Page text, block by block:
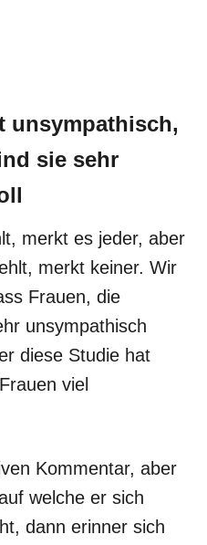
unsympathisch,
sie sehr
merkt es jeder, aber
merkt keiner. Wir
Frauen, die
unsympathisch
diese Studie hat
viel
Kommentar, aber
welche er sich
dann erinner sich